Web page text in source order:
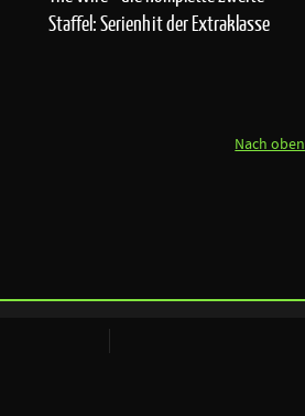
Staffel: Serienhit der Extraklasse
Nach oben